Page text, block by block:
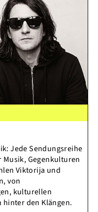
Jede Sendungsreihe
Gegenkulturen
Viktorija und
von
kulturellen
hinter den Klängen.